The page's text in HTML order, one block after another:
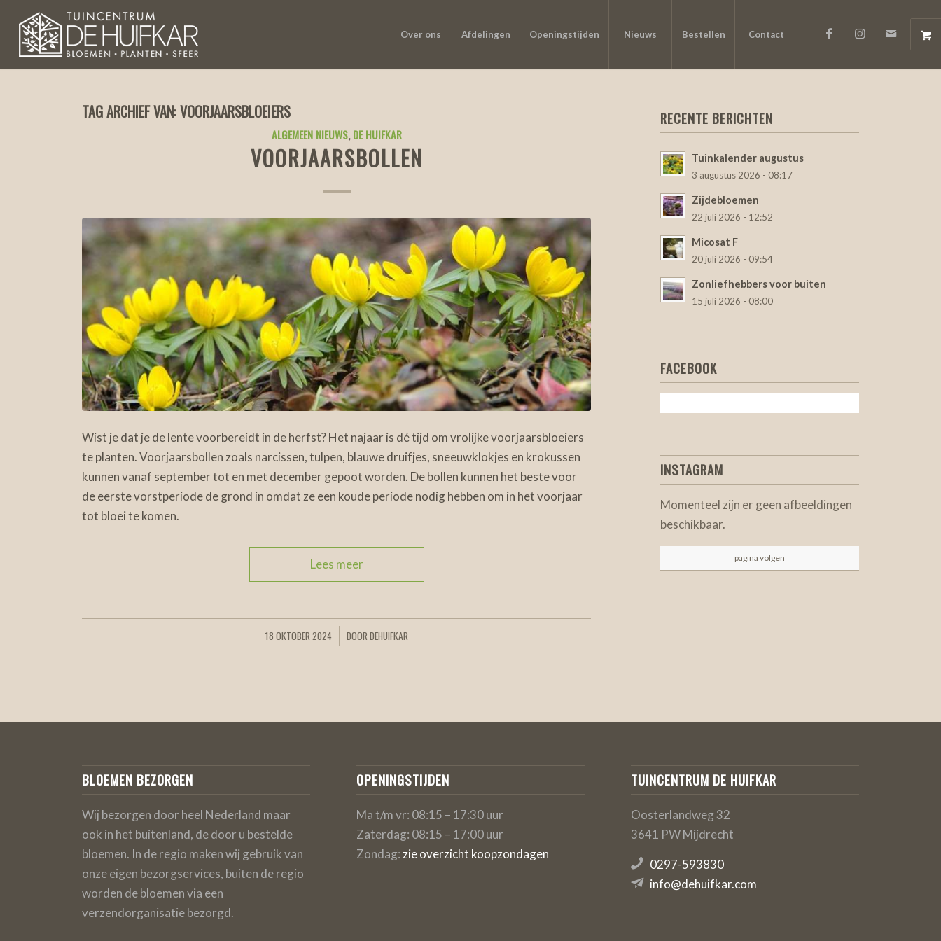
Over ons Afdelingen Openingstijden Nieuws Bestellen Contact
TAG ARCHIEF VAN:VOORJAARSBLOEIERS
ALGEMEEN NIEUWS,DE HUIFKAR
VOORJAARSBOLLEN
Wist je dat je de lente voorbereidt in de herfst? Het najaar is dé tijd om vrolijke voorjaarsbloeiers
te planten. Voorjaarsbollen zoals narcissen, tulpen, blauwe druifjes, sneeuwklokjes en krokussen
kunnen vanaf september tot en met december gepoot worden. De bollen kunnen het beste voor
de eerste vorstperiode de grond in omdat ze een koude periode nodig hebben om in het voorjaar
tot bloei te komen.
Lees meer
18 OKTOBER 2024
/ DOORDEHUIFKAR
RECENTE BERICHTEN
Tuinkalender augustus
3 augustus 2026 - 08:17
Zijdebloemen
22 juli 2026 - 12:52
Micosat F
20 juli 2026 - 09:54
Zonliefhebbers voor buiten
15 juli 2026 - 08:00
FACEBOOK
INSTAGRAM
Momenteel zijn er geen afbeeldingen
beschikbaar.
pagina volgen
BLOEMEN BEZORGEN
Wij bezorgen door heel Nederland maar
ook in het buitenland, de door u bestelde
bloemen. In de regio maken wij gebruik van
onze eigen bezorgservices, buiten de regio
worden de bloemen via een
verzendorganisatie bezorgd.
OPENINGSTIJDEN
Ma t/m vr: 08:15 – 17:30 uur
Zaterdag: 08:15 – 17:00 uur
Zondag:zie overzicht koopzondagen
TUINCENTRUM DE HUIFKAR
Oosterlandweg 32
3641 PW Mijdrecht
0297-593830
info@dehuifkar.com